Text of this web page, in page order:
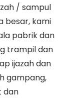
/ sampul
besar, kami
pabrik dan
trampil dan
ijazah dan
gampang,
dan